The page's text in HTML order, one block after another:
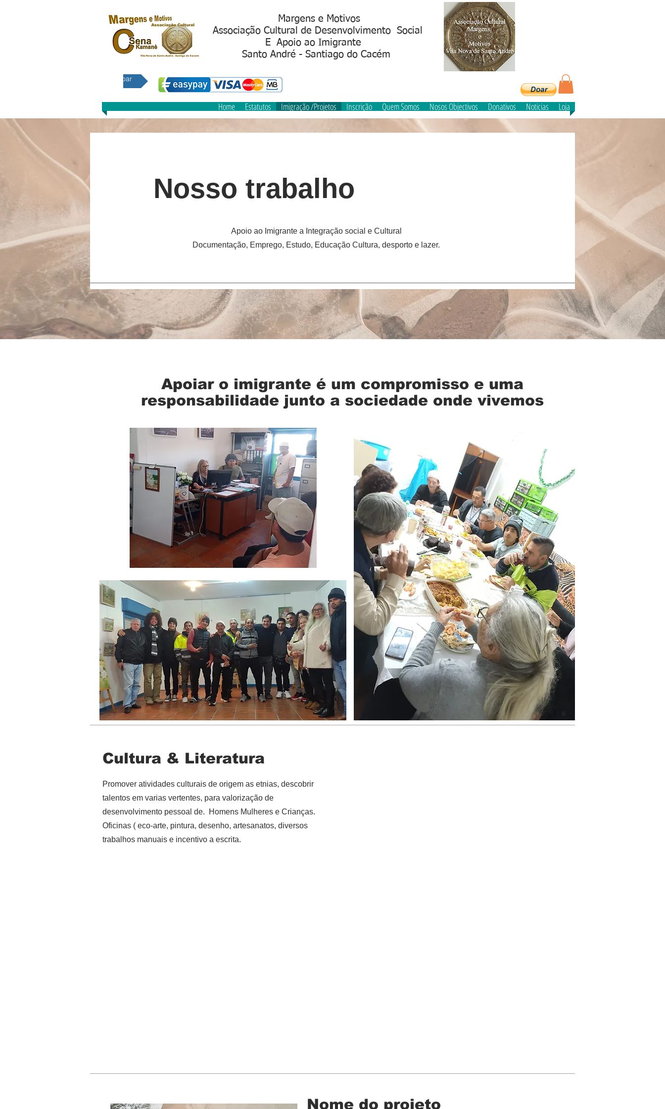
Margens e Motivos
Associação Cultural de Desenvolvimento Social
E Apoio ao Imigrante
Santo André - Santiago do Cacém
Doar
Home Estatutos Imigração /Projetos Inscrição Quem Somos Nosos Objectivos Donativos Noticias Loja
Nosso trabalho
Apoio ao Imigrante a Integração social e Cultural
Documentação, Emprego, Estudo, Educação Cultura, desporto e lazer.
Apoiar o imigrante é um compromisso e uma
responsabilidade junto a sociedade onde vivemos
Cultura & Literatura
Promover atividades culturais de origem as etnias, descobrir
talentos em varias vertentes, para valorização de
desenvolvimento pessoal de. Homens Mulheres e Crianças.
Oficinas ( eco-arte, pintura, desenho, artesanatos, diversos
trabalhos manuais e incentivo a escrita.
Nome do projeto